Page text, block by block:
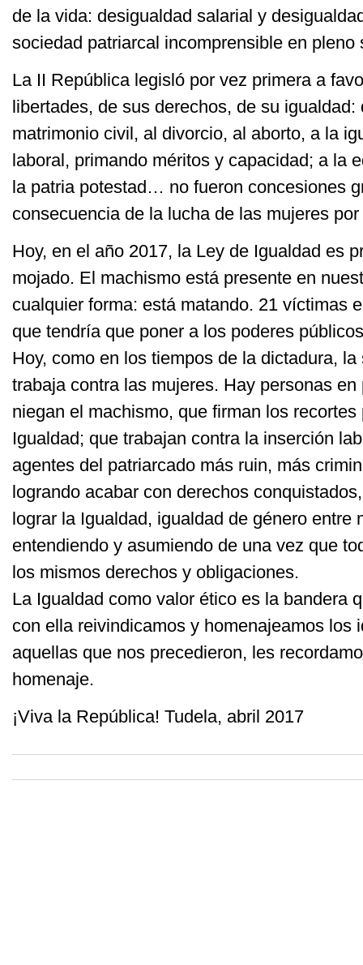
de la vida: desigualdad salarial y
sociedad patriarcal incomprensible en pleno
La II República legisló por vez primera a
libertades, de sus derechos, de su igualdad:
matrimonio civil, al divorcio, al aborto, a la
laboral, primando méritos y capacidad; a la
la patria potestad… no fueron concesiones
consecuencia de la lucha de las mujeres
Hoy, en el año 2017, la Ley de Igualdad es
mojado. El machismo está presente en
cualquier forma: está matando. 21 víctimas
que tendría que poner a los poderes
Hoy, como en los tiempos de la dictadura,
trabaja contra las mujeres. Hay personas
niegan el machismo, que firman los
Igualdad; que trabajan contra la inserción
agentes del patriarcado más ruin, más
logrando acabar con derechos
lograr la Igualdad, igualdad de género entre
entendiendo y asumiendo de una vez que
los mismos derechos y obligaciones.
La Igualdad como valor ético es la bandera
con ella reivindicamos y homenajeamos los
aquellas que nos precedieron, les
homenaje.
¡Viva la República! Tudela, abril 2017